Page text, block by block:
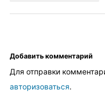
Добавить комментарий
Для отправки
авторизоваться.